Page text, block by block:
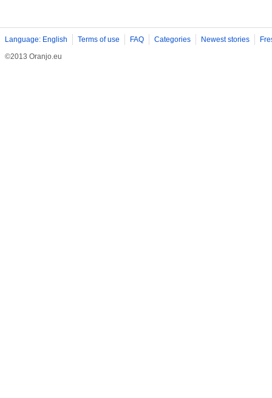
Language: English Terms of use FAQ Categories Newest stories
©2013 Oranjo.eu